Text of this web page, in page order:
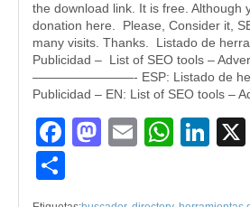
the download link. It is free. Although
donation here. Please, Consider it,
many visits. Thanks. Listado de
Publicidad – List of SEO tools
————————- ESP: Listado de
Publicidad – EN: List of SEO tools –
Facebook
Mastodon
Email